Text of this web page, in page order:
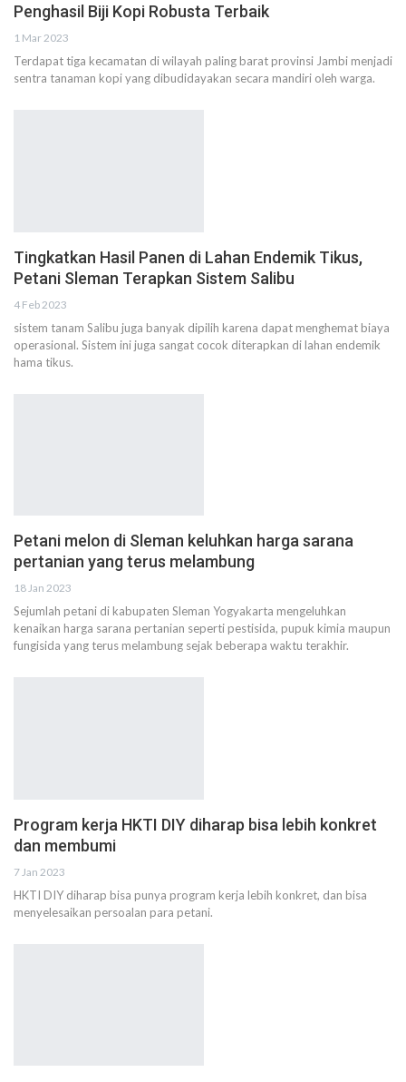
Penghasil Biji Kopi Robusta Terbaik
1 Mar 2023
Terdapat tiga kecamatan di wilayah paling barat provinsi Jambi menjadi
sentra tanaman kopi yang dibudidayakan secara mandiri oleh warga.
Tingkatkan Hasil Panen di Lahan Endemik Tikus,
Petani Sleman Terapkan Sistem Salibu
4 Feb 2023
sistem tanam Salibu juga banyak dipilih karena dapat menghemat biaya
operasional. Sistem ini juga sangat cocok diterapkan di lahan endemik
hama tikus.
Petani melon di Sleman keluhkan harga sarana
pertanian yang terus melambung
18 Jan 2023
Sejumlah petani di kabupaten Sleman Yogyakarta mengeluhkan
kenaikan harga sarana pertanian seperti pestisida, pupuk kimia maupun
fungisida yang terus melambung sejak beberapa waktu terakhir.
Program kerja HKTI DIY diharap bisa lebih konkret
dan membumi
7 Jan 2023
HKTI DIY diharap bisa punya program kerja lebih konkret, dan bisa
menyelesaikan persoalan para petani.